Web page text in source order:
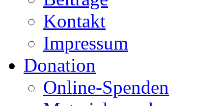
Kontakt
Impressum
Donation
Online-Spenden